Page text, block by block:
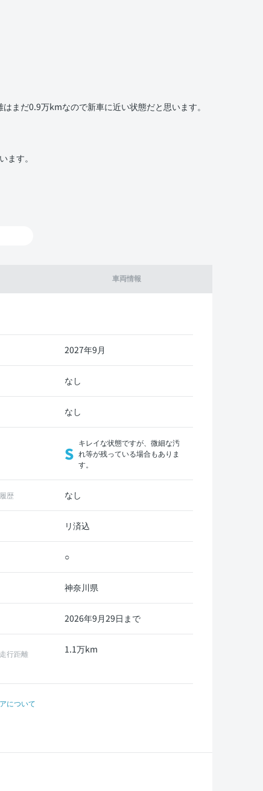
車両情報
2027年9月
なし
なし
S
キレイな状態ですが、微細な汚
れ等が残っている場合もありま
す。
歴 なし
リ済込
○
神奈川県
2026年9月29日まで
行距離 1.1万km
について
まだ0.9万kmなので新車に近い状態だと思います。
す。